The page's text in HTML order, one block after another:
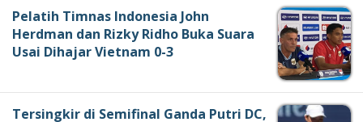
Pelatih Timnas Indonesia John
Herdman dan Rizky Ridho Buka Suara
Usai Dihajar Vietnam 0-3
Tersingkir di Semifinal Ganda Putri DC,